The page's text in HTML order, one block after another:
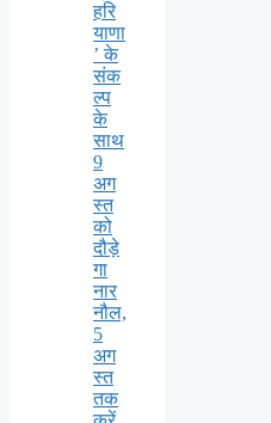
हरि
याणा
’ के
संक
ल्प
के
साथ
9
अग
स्त
को
दौड़े
गा
नार
नौल,
5
अग
स्त
तक